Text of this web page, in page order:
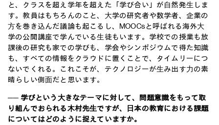
と、クラスを超え学年を超えた「学び合い」が⾃然発⽣しま
す。教員はもちろんのこと、⼤学の研究者や数学者、企業の
⽅を巻き込んだ議論も起こるし、MOOCsと呼ばれる海外⼤
学の公開講座で学んでいる⽣徒もいます。学校での授業も放
課後の研究も家での学びも、学会やシンポジウムで得た知識
も、すべての情報をクラウドに置くことで、タイムリーにつ
ないでくれる。これこそが、テクノロジーが⽣み出す⼒の素
晴らしい側⾯だと思います。
── 学びという⼤きなテーマに対して、問題意識をもって取
り組んでおられる⽊村先⽣ですが、⽇本の教育における課題
についてはどのように捉えていますか。